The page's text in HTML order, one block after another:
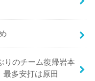
のチーム復帰岩本
多安打は原田